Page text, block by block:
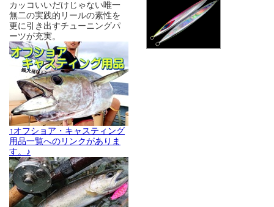
カッコいいだけじゃない唯一
無二の実践的リールの素性を
更に引き出すチューニングパ
ーツが充実。
↑オフショア・キャスティング
用品一覧へのリンクがありま
す。♪